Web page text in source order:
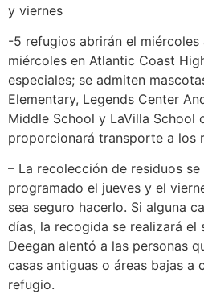
y viernes
-5 refugios abrirán el miércoles
miércoles en Atlantic Coast
especiales; se admiten
Elementary, Legends Center
Middle School y LaVilla School
proporcionará transporte a los
– La recolección de residuos
programado el jueves y el
sea seguro hacerlo. Si alguna
días, la recogida se realizará el
Deegan alentó a las personas
casas antiguas o áreas bajas a
refugio.